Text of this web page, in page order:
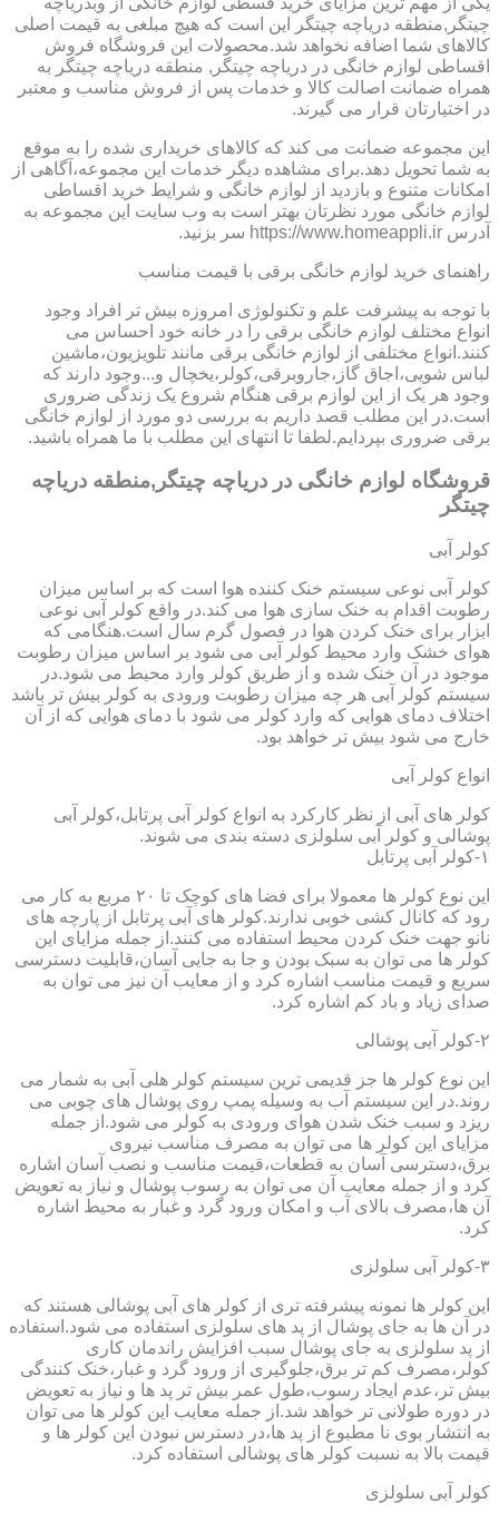
چیتگر,منطقه دریاچه چیتگر این است که هیچ مبلغی به قیمت اصلی
کالاهای شما اضافه نخواهد شد.محصولات این فروشگاه فروش
اقساطی لوازم خانگی در دریاچه چیتگر, منطقه دریاچه چیتگر به
همراه ضمانت اصالت کالا و خدمات پس از فروش مناسب و معتبر
در اختیارتان قرار می گیرند.
این مجموعه ضمانت می کند که کالاهای خریداری شده را به موقع
به شما تحویل دهد.برای مشاهده دیگر خدمات این مجموعه،آگاهی از
امکانات متنوع و بازدید از لوازم خانگی و شرایط خرید اقساطی
لوازم خانگی مورد نظرتان بهتر است به وب سایت این مجموعه به
آدرس https://www.homeappli.ir سر بزنید.
راهنمای خرید لوازم خانگی برقی با قیمت مناسب
با توجه به پیشرفت علم و تکنولوژی امروزه بیش تر افراد وجود
انواع مختلف لوازم خانگی برقی را در خانه خود احساس می
کنند.انواع مختلفی از لوازم خانگی برقی مانند تلویزیون،ماشین
لباس شویی،اجاق گاز،جاروبرقی،کولر،یخچال و...وجود دارند که
وجود هر یک از این لوازم برقی هنگام شروع یک زندگی ضروری
است.در این مطلب قصد داریم به بررسی دو مورد از لوازم خانگی
برقی ضروری بپردایم.لطفا تا انتهای این مطلب با ما همراه باشید.
قروشگاه لوازم خانگی در دریاچه چیتگر,منطقه دریاچه
چیتگر
کولر آبی
کولر آبی نوعی سیستم خنک کننده هوا است که بر اساس میزان
رطوبت اقدام به خنک سازی هوا می کند.در واقع کولر آبی نوعی
ابزار برای خنک کردن هوا در فصول گرم سال است.هنگامی که
هوای خشک وارد محیط کولر آبی می شود بر اساس میزان رطوبت
موجود در آن خنک شده و از طریق کولر وارد محیط می شود.در
سیستم کولر آبی هر چه میزان رطوبت ورودی به کولر بیش تر باشد
اختلاف دمای هوایی که وارد کولر می شود با دمای هوایی که از آن
خارج می شود بیش تر خواهد بود.
انواع کولر آبی
کولر های آبی از نظر کارکرد به انواع کولر آبی پرتابل،کولر آبی
پوشالی و کولر آبی سلولزی دسته بندی می شوند.
۱-کولر آبی پرتابل
این نوع کولر ها معمولا برای فضا های کوچک تا ۲۰ مربع به کار می
رود که کانال کشی خوبی ندارند.کولر های آبی پرتابل از پارچه های
نانو جهت خنک کردن محیط استفاده می کنند.از جمله مزایای این
کولر ها می توان به سبک بودن و جا به جایی آسان،قابلیت دسترسی
سریع و قیمت مناسب اشاره کرد و از معایب آن نیز می توان به
صدای زیاد و باد کم اشاره کرد.
۲-کولر آبی پوشالی
این نوع کولر ها جز قدیمی ترین سیستم کولر هلی آبی به شمار می
روند.در این سیستم آب به وسیله پمپ روی پوشال های چوبی می
ریزد و سبب خنک شدن هوای ورودی به کولر می شود.از جمله
مزایای این کولر ها می توان به مصرف مناسب نیروی
برق،دسترسی آسان به قطعات،قیمت مناسب و نصب آسان اشاره
کرد و از جمله معایب آن می توان به رسوب پوشال و نیاز به تعویض
آن ها،مصرف بالای آب و امکان ورود گرد و غبار به محیط اشاره
کرد.
۳-کولر آبی سلولزی
این کولر ها نمونه پیشرفته تری از کولر های آبی پوشالی هستند که
در آن ها به جای پوشال از پد های سلولزی استفاده می شود.استفاده
از پد سلولزی به جای پوشال سبب افزایش راندمان کاری
کولر،مصرف کم تر برق،جلوگیری از ورود گرد و غبار،خنک کنندگی
بیش تر،عدم ایجاد رسوب،طول عمر بیش تر پد ها و نیاز به تعویض
در دوره طولانی تر خواهد شد.از جمله معایب این کولر ها می توان
به انتشار بوی نا مطبوع از پد ها،در دسترس نبودن این کولر ها و
قیمت بالا به نسبت کولر های پوشالی استفاده کرد.
کولر آبی سلولزی